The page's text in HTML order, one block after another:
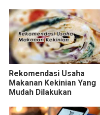
Rekomendasi Usaha
Makanan Kekinian Yang
Mudah Dilakukan